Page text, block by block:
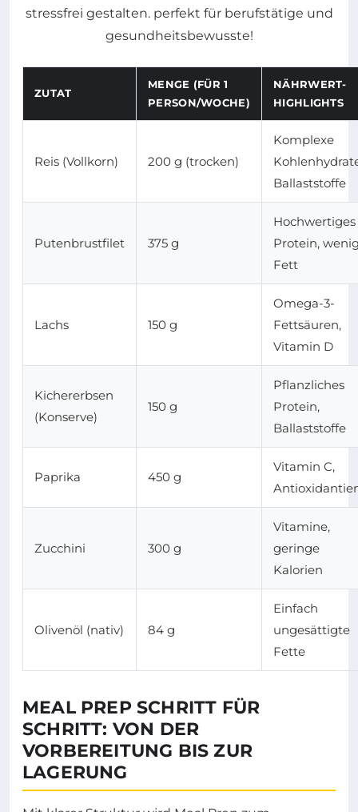
ZUTAT
MENGE (FÜR 1
PERSON/WOCHE)
NÄHRWERT-
HIGHLIGHTS
Reis (Vollkorn) 200 g (trocken)
Komplexe
Ballaststoffe
Putenbrustfilet 375 g
Hochwertiges
Protein,
Fett
Lachs 150 g
Omega-3-
Fettsäuren,
Vitamin D
Kichererbsen
(Konserve)
150 g
Pflanzliches
Protein,
Ballaststoffe
Paprika 450 g
Vitamin C,
Zucchini 300 g
Vitamine,
geringe
Kalorien
Olivenöl (nativ) 84 g
Einfach
ungesättigte
Fette
MEAL PREP SCHRITT FÜR
SCHRITT: VON DER
VORBEREITUNG BIS ZUR
LAGERUNG